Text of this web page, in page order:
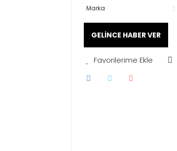
Marka
GELİNCE HABER VER